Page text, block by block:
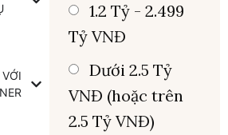
1.2 Tỷ - 2.499
Tỷ VNĐ
Dưới 2.5 Tỷ
VNĐ (hoặc trên
2.5 Tỷ VNĐ)